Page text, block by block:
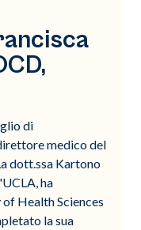
di
medico del
dott.ssa Kartono
ha
Health Sciences
la sua